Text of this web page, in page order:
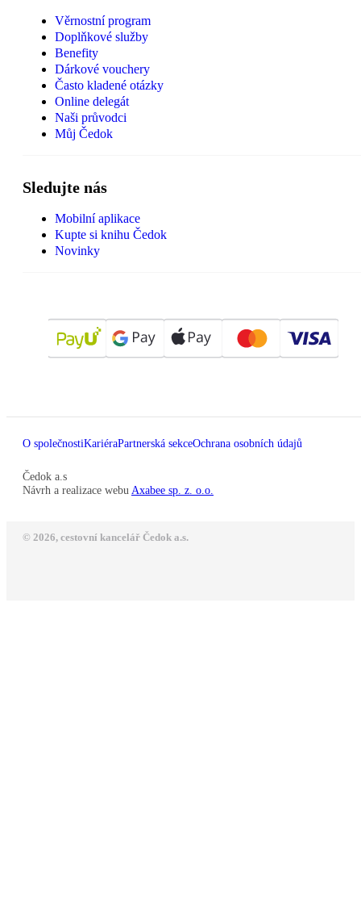
Věrnostní program
Doplňkové služby
Benefity
Dárkové vouchery
Často kladené otázky
Online delegát
Naši průvodci
Můj Čedok
Sledujte nás
Mobilní aplikace
Kupte si knihu Čedok
Novinky
O společnostiKariéraPartnerská sekceOchrana osobních údajů
Čedok a.s
Návrh a realizace webu Axabee sp. z. o.o.
© 2026, cestovní kancelář Čedok a.s.